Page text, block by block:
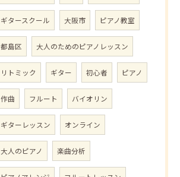
ギタースクール 大阪市 ピアノ教室
都島区 大人のためのピアノレッスン
リトミック ギター 初心者 ピアノ
作曲 フルート バイオリン
ギターレッスン オンライン
大人のピアノ 楽曲分析